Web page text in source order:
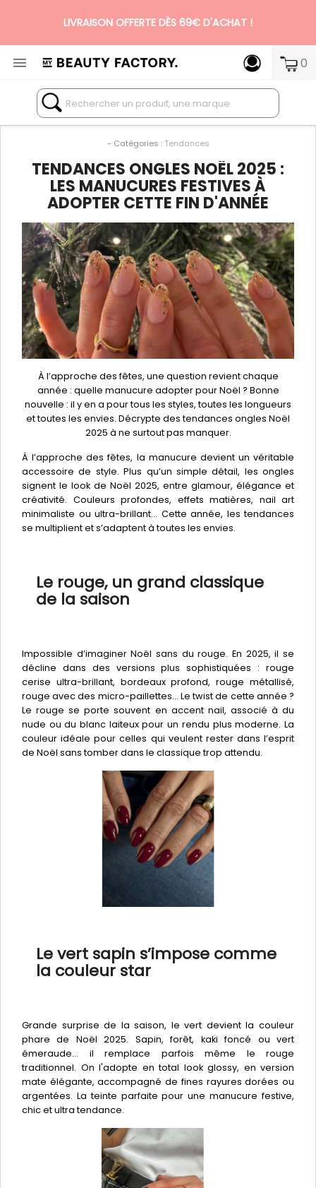
LIVRAISON OFFERTE DÈS 69€ D'ACHAT !
N°1 DES BOX BEAUTÉ PREMIUM SANS ENGAGEMENT
 0
- Catégories : Tendances
TENDANCES ONGLES NOËL 2025 :
LES MANUCURES FESTIVES À
ADOPTER CETTE FIN D'ANNÉE
À l’approche des fêtes, une question revient chaque
année : quelle manucure adopter pour Noël ? Bonne
nouvelle : il y en a pour tous les styles, toutes les longueurs
et toutes les envies. Décrypte des tendances ongles Noël
2025 à ne surtout pas manquer.
À l’approche des fêtes, la manucure devient un véritable
accessoire de style. Plus qu’un simple détail, les ongles
signent le look de Noël 2025, entre glamour, élégance et
créativité. Couleurs profondes, effets matières, nail art
minimaliste ou ultra-brillant… Cette année, les tendances
se multiplient et s’adaptent à toutes les envies.
Le rouge, un grand classique
de la saison
Impossible d’imaginer Noël sans du rouge. En 2025, il se
décline dans des versions plus sophistiquées : rouge
cerise ultra-brillant, bordeaux profond, rouge métallisé,
rouge avec des micro-paillettes... Le twist de cette année ?
Le rouge se porte souvent en accent nail, associé à du
nude ou du blanc laiteux pour un rendu plus moderne. La
couleur idéale pour celles qui veulent rester dans l’esprit
de Noël sans tomber dans le classique trop attendu.
Le vert sapin s’impose comme
la couleur star
Grande surprise de la saison, le vert devient la couleur
phare de Noël 2025. Sapin, forêt, kaki foncé ou vert
émeraude… il remplace parfois même le rouge
traditionnel. On l'adopte en total look glossy, en version
mate élégante, accompagné de fines rayures dorées ou
argentées. La teinte parfaite pour une manucure festive,
chic et ultra tendance.